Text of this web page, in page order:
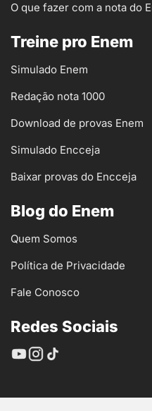
O que fazer com a nota do
Treine pro Enem
Simulado Enem
Redação nota 1000
Download de provas Enem
Simulado Encceja
Baixar provas do Encceja
Blog do Enem
Quem Somos
Política de Privacidade
Fale Conosco
Redes Sociais